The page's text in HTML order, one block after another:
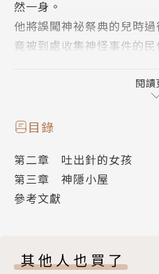
然一身。
他將誤闖神祕祭典的兒時過
竟被到處收集神怪事件的
而開心調查著鬧鬼凶宅和
其實也曾有過一段奇妙經
副教授高槻彰良的推測02
越發讓人移不開視線的民俗
愛好收集各種神怪事件的民
等等調查不可思議現象的委
閱讀
目錄
第二章 吐出針的女孩
第三章 神隱小屋
參考文獻
其他人也買了